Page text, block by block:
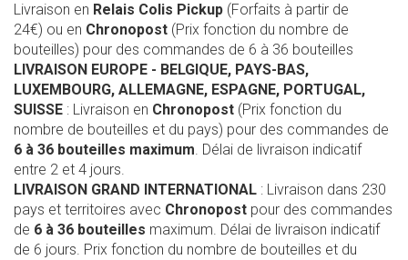
Livraison en Relais Colis Pickup (Forfaits à partir de
24€) ou en Chronopost (Prix fonction du nombre de
bouteilles) pour des commandes de 6 à 36 bouteilles
LIVRAISON EUROPE - BELGIQUE, PAYS-BAS,
LUXEMBOURG, ALLEMAGNE, ESPAGNE, PORTUGAL,
SUISSE : Livraison en Chronopost (Prix fonction du
nombre de bouteilles et du pays) pour des commandes de
6 à 36 bouteilles maximum. Délai de livraison indicatif
entre 2 et 4 jours.
LIVRAISON GRAND INTERNATIONAL : Livraison dans 230
pays et territoires avec Chronopost pour des commandes
de 6 à 36 bouteilles maximum. Délai de livraison indicatif
de 6 jours. Prix fonction du nombre de bouteilles et du